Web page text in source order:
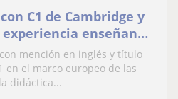
C1 de Cambridge y
enseñando
como adultos
mención en inglés y título
en el marco europeo de las
didáctica...